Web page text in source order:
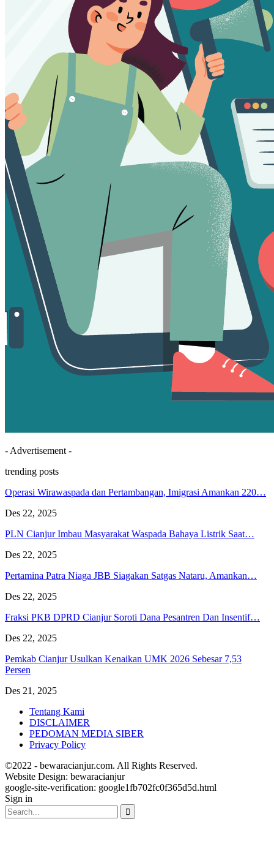
- Advertisement -
trending posts
Operasi Wirawaspada dan Pertambangan, Imigrasi Amankan 220…
Des 22, 2025
PLN Cianjur Imbau Masyarakat Waspada Bahaya Listrik Saat…
Des 22, 2025
Pertamina Patra Niaga JBB Siagakan Satgas Nataru, Amankan…
Des 22, 2025
Fraksi PKB DPRD Cianjur Soroti Dana Pesantren Dan Insentif…
Des 22, 2025
Pemkab Cianjur Usulkan Kenaikan UMK 2026 Sebesar 7,53
Persen
Des 21, 2025
Tentang Kami
DISCLAIMER
PEDOMAN MEDIA SIBER
Privacy Policy
©2022 - bewaracianjur.com. All Rights Reserved.
Website Design: bewaracianjur
google-site-verification: google1fb702fc0f365d5d.html
Sign in